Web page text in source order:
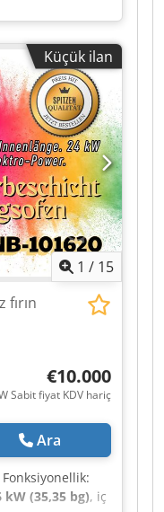
L Çalışma
15,0 kW
Alan ihtiyacı:
numarası:
- Kontrol:
mm döner tabla
Küçük ilan
1 / 15
€10.000
Sabit fiyat KDV hariç
Ara
Fonksiyonellik:
kW (35,35 bg), iç